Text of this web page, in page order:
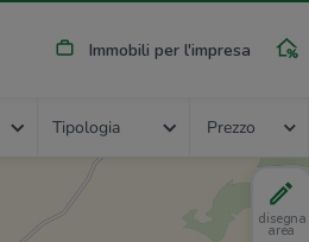
Immobili per l'impresa
Tipologia Prezzo
disegna
area